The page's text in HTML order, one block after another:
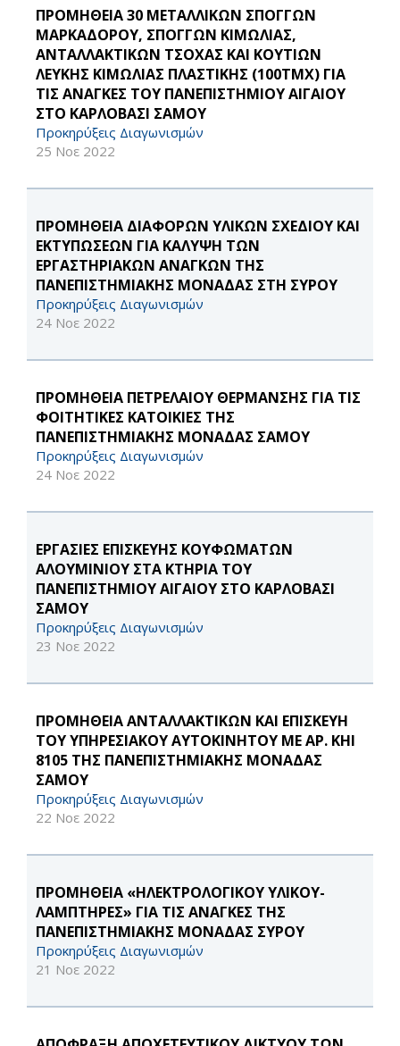
ΠΡΟΜΗΘΕΙΑ 30 ΜΕΤΑΛΛΙΚΩΝ ΣΠΟΓΓΩΝ
ΜΑΡΚΑΔΟΡΟΥ, ΣΠΟΓΓΩΝ ΚΙΜΩΛΙΑΣ,
ΑΝΤΑΛΛΑΚΤΙΚΩΝ ΤΣΟΧΑΣ ΚΑΙ ΚΟΥΤΙΩΝ
ΛΕΥΚΗΣ ΚΙΜΩΛΙΑΣ ΠΛΑΣΤΙΚΗΣ (100ΤΜΧ) ΓΙΑ
ΤΙΣ ΑΝΑΓΚΕΣ ΤΟΥ ΠΑΝΕΠΙΣΤΗΜΙΟΥ ΑΙΓΑΙΟΥ
ΣΤΟ ΚΑΡΛΟΒΑΣΙ ΣΑΜΟΥ
Προκηρύξεις Διαγωνισμών
25 Νοε 2022
ΠΡΟΜΗΘΕΙΑ ΔΙΑΦΟΡΩΝ ΥΛΙΚΩΝ ΣΧΕΔΙΟΥ ΚΑΙ
ΕΚΤΥΠΩΣΕΩΝ ΓΙΑ ΚΑΛΥΨΗ ΤΩΝ
ΕΡΓΑΣΤΗΡΙΑΚΩΝ ΑΝΑΓΚΩΝ ΤΗΣ
ΠΑΝΕΠΙΣΤΗΜΙΑΚΗΣ ΜΟΝΑΔΑΣ ΣΤΗ ΣΥΡΟΥ
Προκηρύξεις Διαγωνισμών
24 Νοε 2022
ΠΡΟΜΗΘΕΙΑ ΠΕΤΡΕΛΑΙΟΥ ΘΕΡΜΑΝΣΗΣ ΓΙΑ ΤΙΣ
ΦΟΙΤΗΤΙΚΕΣ ΚΑΤΟΙΚΙΕΣ ΤΗΣ
ΠΑΝΕΠΙΣΤΗΜΙΑΚΗΣ ΜΟΝΑΔΑΣ ΣΑΜΟΥ
Προκηρύξεις Διαγωνισμών
24 Νοε 2022
ΕΡΓΑΣΙΕΣ ΕΠΙΣΚΕΥΗΣ ΚΟΥΦΩΜΑΤΩΝ
ΑΛΟΥΜΙΝΙΟΥ ΣΤΑ ΚΤΗΡΙΑ ΤΟΥ
ΠΑΝΕΠΙΣΤΗΜΙΟΥ ΑΙΓΑΙΟΥ ΣΤΟ ΚΑΡΛΟΒΑΣΙ
ΣΑΜΟΥ
Προκηρύξεις Διαγωνισμών
23 Νοε 2022
ΠΡΟΜΗΘΕΙΑ ΑΝΤΑΛΛΑΚΤΙΚΩΝ ΚΑΙ ΕΠΙΣΚΕΥΗ
ΤΟΥ ΥΠΗΡΕΣΙΑΚΟΥ ΑΥΤΟΚΙΝΗΤΟΥ ΜΕ ΑΡ. ΚΗΙ
8105 ΤΗΣ ΠΑΝΕΠΙΣΤΗΜΙΑΚΗΣ ΜΟΝΑΔΑΣ
ΣΑΜΟΥ
Προκηρύξεις Διαγωνισμών
22 Νοε 2022
ΠΡΟΜΗΘΕΙΑ «ΗΛΕΚΤΡΟΛΟΓΙΚΟΥ ΥΛΙΚΟΥ-
ΛΑΜΠΤΗΡΕΣ» ΓΙΑ ΤΙΣ ΑΝΑΓΚΕΣ ΤΗΣ
ΠΑΝΕΠΙΣΤΗΜΙΑΚΗΣ ΜΟΝΑΔΑΣ ΣΥΡΟΥ
Προκηρύξεις Διαγωνισμών
21 Νοε 2022